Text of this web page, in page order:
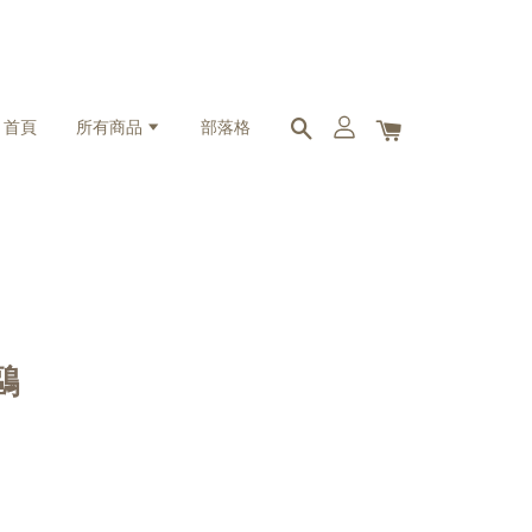
首頁 所有商品 部落格